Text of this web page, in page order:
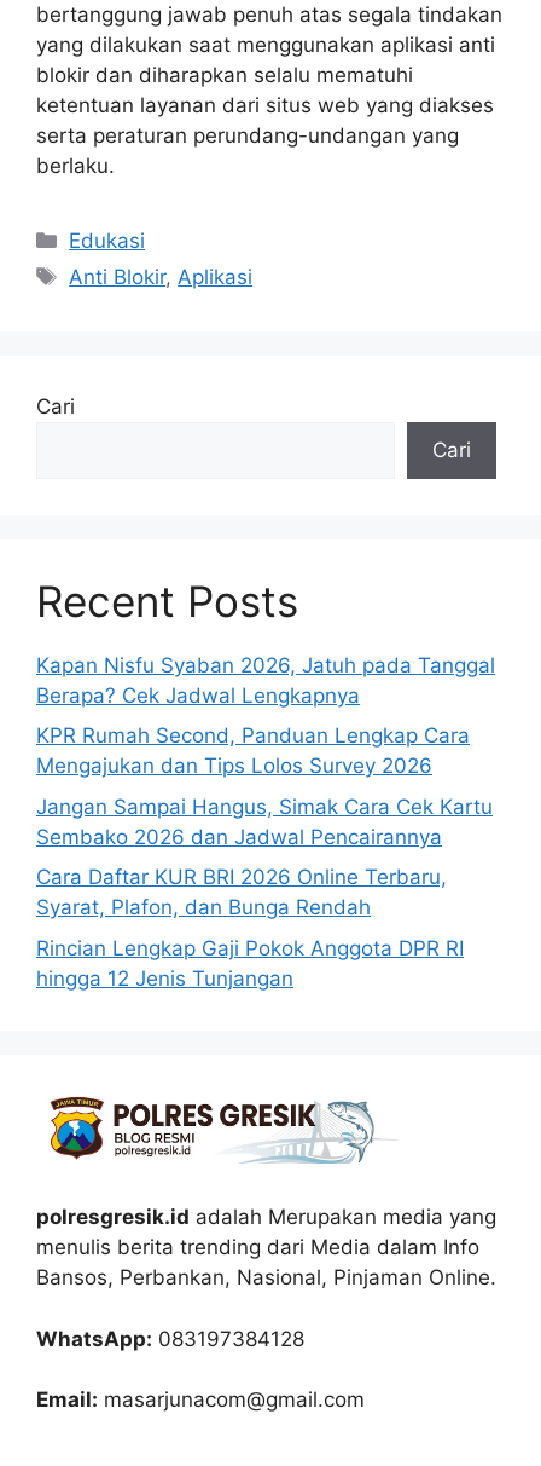
bertanggung jawab penuh atas segala tindakan
yang dilakukan saat menggunakan aplikasi anti
blokir dan diharapkan selalu mematuhi
ketentuan layanan dari situs web yang diakses
serta peraturan perundang-undangan yang
berlaku.
Kategori
Edukasi
Tag
Anti Blokir, Aplikasi
Cari
Cari
Recent Posts
Kapan Nisfu Syaban 2026, Jatuh pada Tanggal
Berapa? Cek Jadwal Lengkapnya
KPR Rumah Second, Panduan Lengkap Cara
Mengajukan dan Tips Lolos Survey 2026
Jangan Sampai Hangus, Simak Cara Cek Kartu
Sembako 2026 dan Jadwal Pencairannya
Cara Daftar KUR BRI 2026 Online Terbaru,
Syarat, Plafon, dan Bunga Rendah
Rincian Lengkap Gaji Pokok Anggota DPR RI
hingga 12 Jenis Tunjangan
polresgresik.id adalah Merupakan media yang
menulis berita trending dari Media dalam Info
Bansos, Perbankan, Nasional, Pinjaman Online.
WhatsApp: 083197384128
Email: masarjunacom@gmail.com